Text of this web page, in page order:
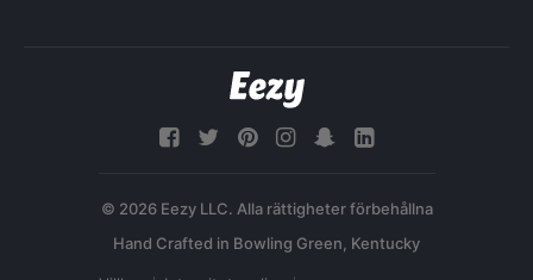
© 2026 Eezy LLC. Alla rättigheter förbehållna